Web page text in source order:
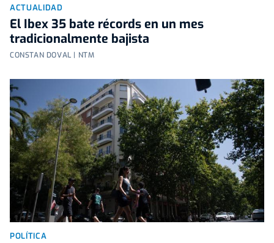
ACTUALIDAD
El Ibex 35 bate récords en un mes
tradicionalmente bajista
CONSTAN DOVAL | NTM
POLÍTICA